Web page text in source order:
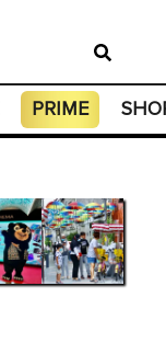
PRIME